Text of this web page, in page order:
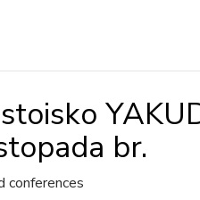
br.
conferences